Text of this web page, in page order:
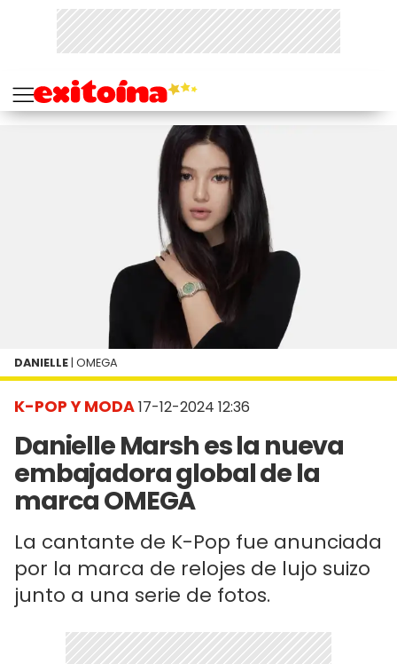
K-POP Y MODA17-12-2024 12:36
Danielle Marsh es la nueva
embajadora global de la
marca OMEGA
La cantante de K-Pop fue anunciada
por la marca de relojes de lujo suizo
junto a una serie de fotos.
DANIELLE | OMEGA